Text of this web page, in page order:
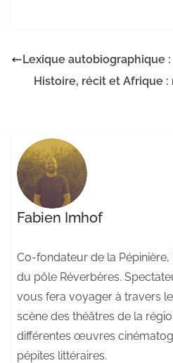
Lexique autobiographique
Histoire, récit et Afrique
Fabien Imhof
Co-fondateur de la
du pôle Réverbères.
vous fera voyager à travers
scène des théâtres de la
différentes œuvres
pépites littéraires.